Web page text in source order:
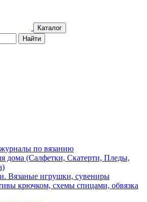
Каталог
Найти
по вязанию
дома (Салфетки, Скатерти, Пледы,
Вязаные игрушки, сувениры
крючком, схемы спицами, обвязка